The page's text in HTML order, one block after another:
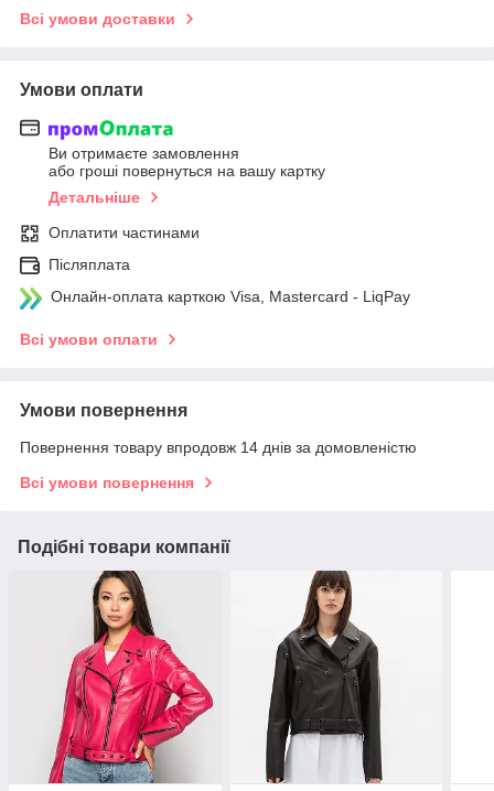
Всі умови доставки
Умови оплати
Ви отримаєте замовлення
або гроші повернуться на вашу картку
Детальніше
Оплатити частинами
Післяплата
Онлайн-оплата карткою Visa, Mastercard - LiqPay
Всі умови оплати
Умови повернення
Повернення товару впродовж 14 днів за домовленістю
Всі умови повернення
Подібні товари компанії